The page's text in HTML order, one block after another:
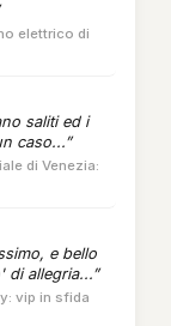
elettrico di
saliti ed i
caso...”
di Venezia:
e bello
di allegria...”
vip in sfida